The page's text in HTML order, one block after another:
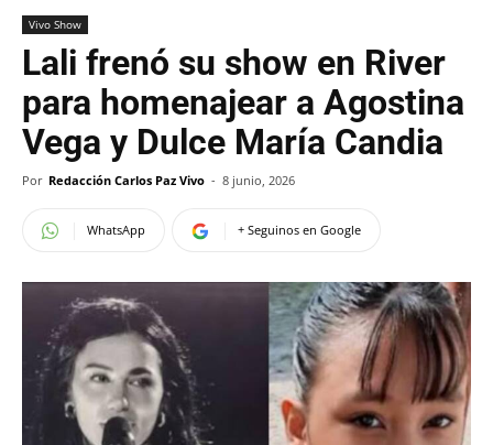
Vivo Show
Lali frenó su show en River
para homenajear a Agostina
Vega y Dulce María Candia
Por Redacción Carlos Paz Vivo - 8 junio, 2026
WhatsApp + Seguinos en Google